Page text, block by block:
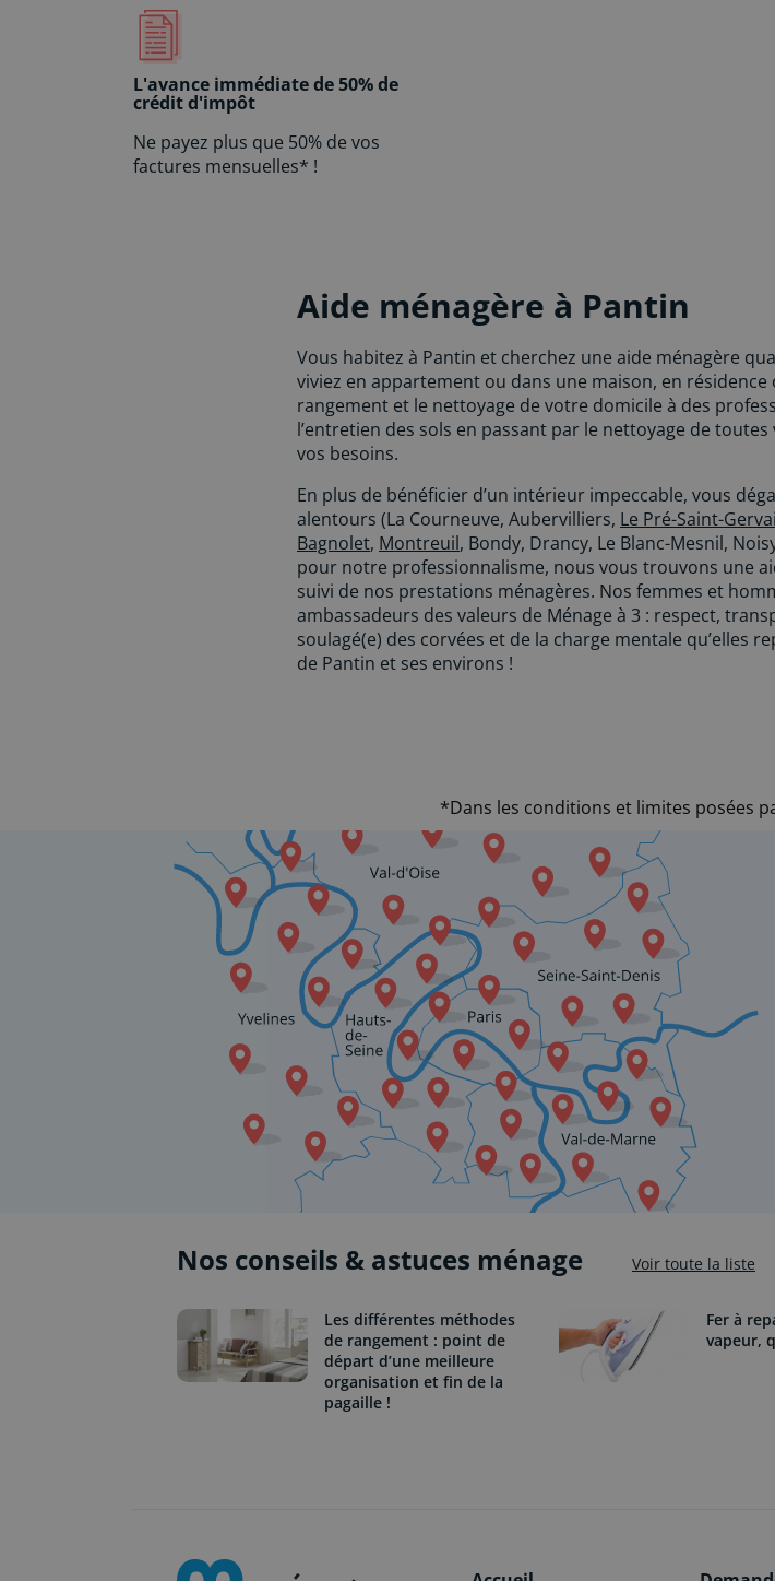
L'avance immédiate de 50% de
crédit d'impôt
Ne payez plus que 50% de vos
factures mensuelles* !
Aide ménagère à Pantin
Vous habitez à Pantin et cherchez une aide ménagère
viviez en appartement ou dans une maison, en
rangement et le nettoyage de votre domicile à des
l’entretien des sols en passant par le nettoyage de
vos besoins.
En plus de bénéficier d’un intérieur impeccable, vous
alentours (La Courneuve, Aubervilliers, Le Pré-Saint-
Bagnolet, Montreuil, Bondy, Drancy, Le Blanc-Mesnil,
pour notre professionnalisme, nous vous trouvons une
suivi de nos prestations ménagères. Nos femmes et
ambassadeurs des valeurs de Ménage à 3 : respect,
soulagé(e) des corvées et de la charge mentale qu’elles
de Pantin et ses environs !
*Dans les conditions et limites posées
Nos conseils & astuces ménage Voir toute la liste
Les différentes méthodes
de rangement : point de
départ d’une meilleure
organisation et fin de la
pagaille !
Fer à
vapeur,